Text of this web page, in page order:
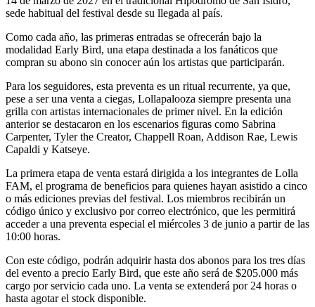
sede habitual del festival desde su llegada al país.
Como cada año, las primeras entradas se ofrecerán bajo la
modalidad Early Bird, una etapa destinada a los fanáticos que
compran su abono sin conocer aún los artistas que participarán.
Para los seguidores, esta preventa es un ritual recurrente, ya que,
pese a ser una venta a ciegas, Lollapalooza siempre presenta una
grilla con artistas internacionales de primer nivel. En la edición
anterior se destacaron en los escenarios figuras como Sabrina
Carpenter, Tyler the Creator, Chappell Roan, Addison Rae, Lewis
Capaldi y Katseye.
La primera etapa de venta estará dirigida a los integrantes de Lolla
FAM, el programa de beneficios para quienes hayan asistido a cinco
o más ediciones previas del festival. Los miembros recibirán un
código único y exclusivo por correo electrónico, que les permitirá
acceder a una preventa especial el miércoles 3 de junio a partir de las
10:00 horas.
Con este código, podrán adquirir hasta dos abonos para los tres días
del evento a precio Early Bird, que este año será de $205.000 más
cargo por servicio cada uno. La venta se extenderá por 24 horas o
hasta agotar el stock disponible.